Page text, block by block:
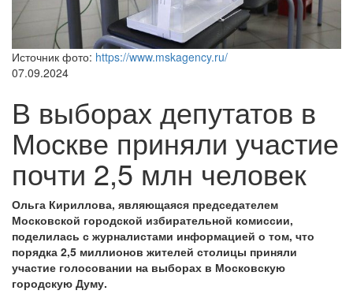
Источник фото: https://www.mskagency.ru/
07.09.2024
В выборах депутатов в
Москве приняли участие
почти 2,5 млн человек
Ольга Кириллова, являющаяся председателем
Московской городской избирательной комиссии,
поделилась с журналистами информацией о том, что
порядка 2,5 миллионов жителей столицы приняли
участие голосовании на выборах в Московскую
городскую Думу.